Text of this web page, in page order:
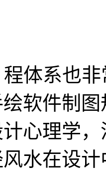
体系也
软件制
心理学
水在设